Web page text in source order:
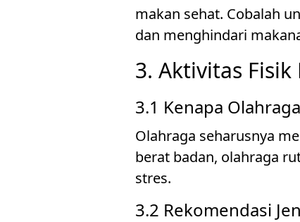
makan sehat. Cobalah
dan menghindari
3. Aktivitas Fisik
3.1 Kenapa
Olahraga seharusnya
berat badan, olahraga
stres.
3.2 Rekomendasi